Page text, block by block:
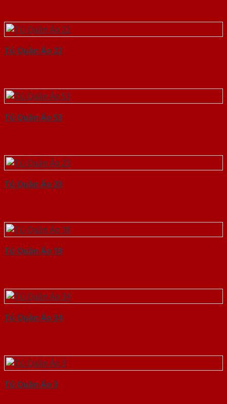
Tủ Quần Áo 22
Tủ Quần Áo 53
Tủ Quần Áo 23
Tủ Quần Áo 18
Tủ Quần Áo 34
Tủ Quần Áo 3